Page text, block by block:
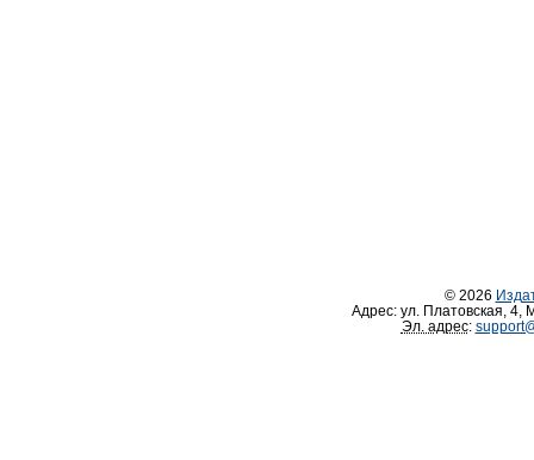
© 2026
Адрес: ул. Платовская, 4
Эл. адрес: